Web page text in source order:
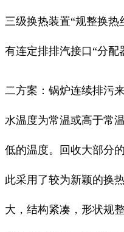
三级换热装置“规整换
有连定排排汽接口“分配
二方案：锅炉连续排污
水温度为常温或高于常
低的温度。回收大部分
此采用了较为新颖的换
大，结构紧凑，形状规